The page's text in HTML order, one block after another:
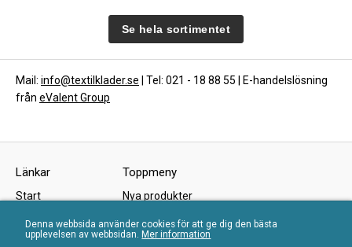
Denna webbsida använder cookies för att ge dig den bästa
upplevelsen av webbsidan.Mer information
Se hela sortimentet
Mail: info@textilklader.se | Tel: 021 - 18 88 55 | E-handelslösning
från eValent Group
Länkar
Start
Köpvillkor
Toppmeny
Nya produkter
Kampanjer